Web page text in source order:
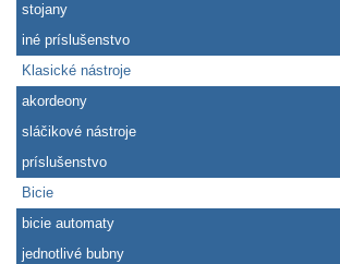
stojany
iné príslušenstvo
Klasické nástroje
akordeony
sláčikové nástroje
príslušenstvo
Bicie
bicie automaty
jednotlivé bubny